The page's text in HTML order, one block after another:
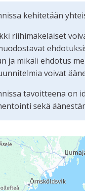
kehitetään
riihimäkeläiset
ja mikäli ehdotus
voivat
tavoitteena on
sekä
kartta, joka esittää